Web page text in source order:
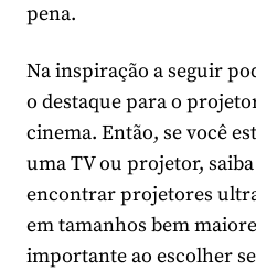
pena.
Na inspiração a seguir
o destaque para o
cinema. Então, se você
uma TV ou projetor,
encontrar projetores
em tamanhos bem
importante ao escolher